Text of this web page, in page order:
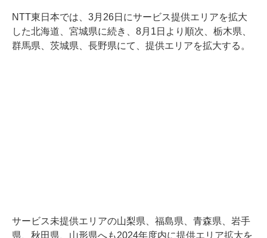
NTT東日本では、3月26日にサービス提供エリアを拡大
した北海道、宮城県に続き、8月1日より順次、栃木県、
群馬県、茨城県、長野県にて、提供エリアを拡大する。
サービス未提供エリアの山梨県、福島県、青森県、岩手
県、秋田県、山形県へも2024年度内に提供エリア拡大を